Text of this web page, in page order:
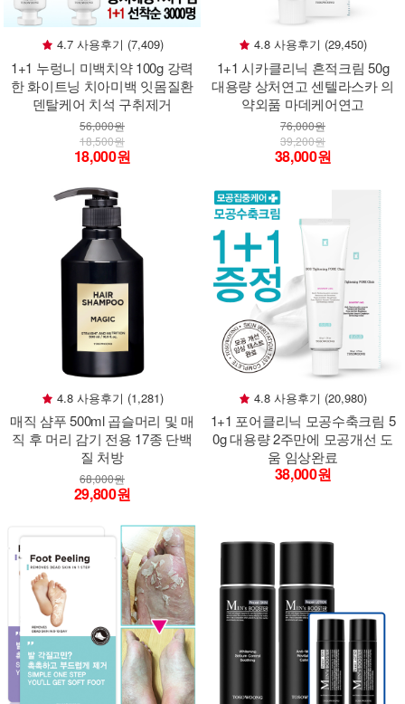
4.7 사용후기 (7,409)
1+1 누렁니 미백치약 100g 강력
한 화이트닝 치아미백 잇몸질환
덴탈케어 치석 구취제거
56,000원
18,500원
18,000원
4.8 사용후기 (29,450)
1+1 시카클리닉 흔적크림 50g
대용량 상처연고 센텔라스카 의
약외품 마데케어연고
76,000원
39,200원
38,000원
4.8 사용후기 (1,281)
매직 샴푸 500ml 곱슬머리 및 매
직 후 머리 감기 전용 17종 단백
질 처방
68,000원
29,800원
4.8 사용후기 (20,980)
1+1 포어클리닉 모공수축크림 5
0g 대용량 2주만에 모공개선 도
움 임상완료
38,000원